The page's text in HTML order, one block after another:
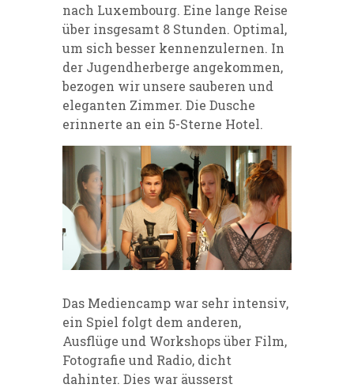
nach Luxembourg. Eine lange Reise
über insgesamt 8 Stunden. Optimal,
um sich besser kennenzulernen. In
der Jugendherberge angekommen,
bezogen wir unsere sauberen und
eleganten Zimmer. Die Dusche
erinnerte an ein 5-Sterne Hotel.
Das Mediencamp war sehr intensiv,
ein Spiel folgt dem anderen,
Ausflüge und Workshops über Film,
Fotografie und Radio, dicht
dahinter. Dies war äusserst